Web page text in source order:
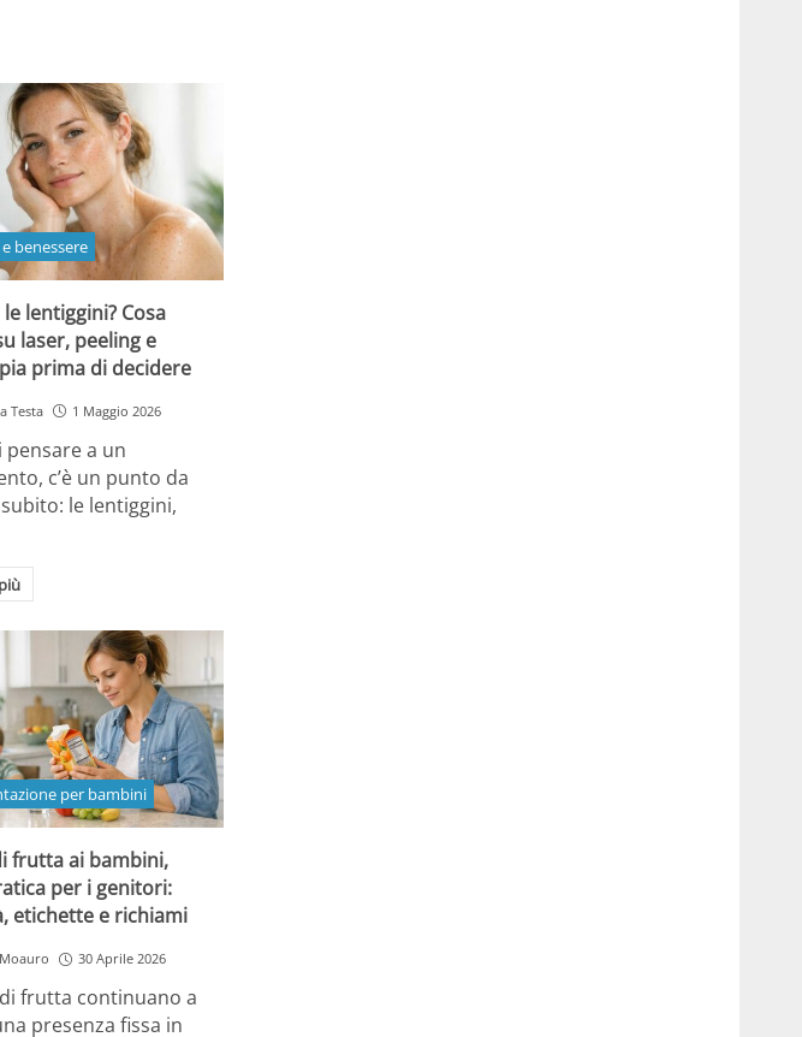
benessere
lentiggini? Cosa
laser, peeling e
prima di decidere
Testa 1 Maggio 2026
pensare a un
c’è un punto da
le lentiggini,
per bambini
frutta ai bambini,
per i genitori:
etichette e richiami
30 Aprile 2026
frutta continuano a
presenza fissa in